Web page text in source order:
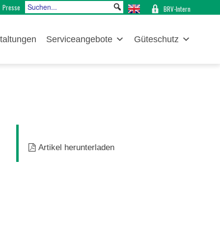
Presse BRV-Intern
Serviceangebote Güteschutz
Artikel herunterladen